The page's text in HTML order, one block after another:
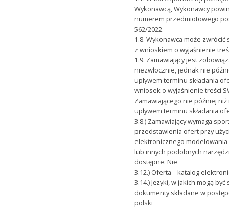
Wykonawcą, Wykonawcy
numerem przedmiotowego
562/2022.
1.8. Wykonawca może
z wnioskiem o wyjaśnienie
1.9. Zamawiający jest
niezwłocznie, jednak nie
upływem terminu składania
wniosek o wyjaśnienie treści
Zamawiającego nie później
upływem terminu składania
3.8.) Zamawiający wymaga
przedstawienia ofert przy
elektronicznego
lub innych podobnych
dostępne: Nie
3.12.) Oferta – katalog
3.14.) Języki, w jakich mogą
dokumenty składane w
polski